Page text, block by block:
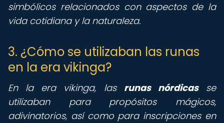
simbólicos relacionados con aspectos de la
vida cotidiana y la naturaleza.
3. ¿Cómo se utilizaban las runas
en la era vikinga?
En la era vikinga, las runas nórdicasse
utilizaban para propósitos mágicos,
adivinatorios, así como para inscripciones en